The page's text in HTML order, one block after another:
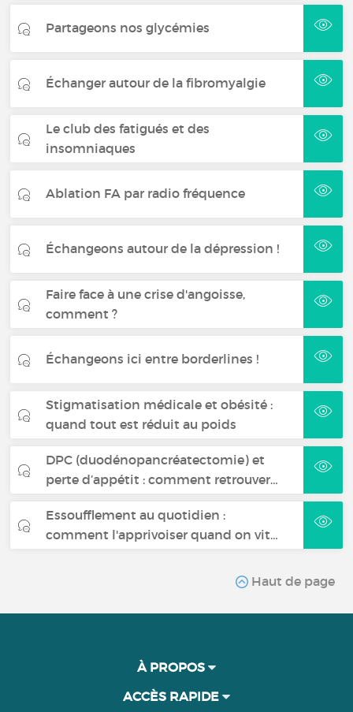
Partageons nos glycémies
Échanger autour de la fibromyalgie
Le club des fatigués et des
insomniaques
Ablation FA par radio fréquence
Échangeons autour de la dépression !
Faire face à une crise d'angoisse,
comment ?
Échangeons ici entre borderlines !
Stigmatisation médicale et obésité :
quand tout est réduit au poids
DPC (duodénopancréatectomie) et
perte d’appétit : comment retrouver…
Essoufflement au quotidien :
comment l'apprivoiser quand on vit…
Haut de page
À PROPOS
ACCÈS RAPIDE